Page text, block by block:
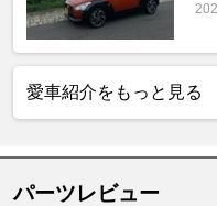
愛車紹介をもっと見る
パーツレビュー